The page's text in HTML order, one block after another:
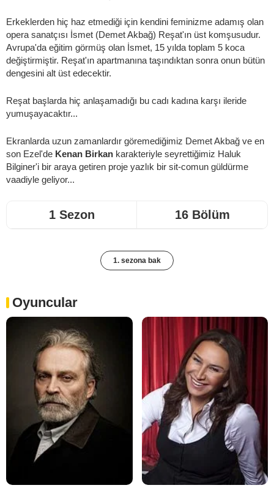
Erkeklerden hiç haz etmediği için kendini feminizme adamış olan
opera sanatçısı İsmet (Demet Akbağ) Reşat'ın üst komşusudur.
Avrupa'da eğitim görmüş olan İsmet, 15 yılda toplam 5 koca
değiştirmiştir. Reşat'ın apartmanına taşındıktan sonra onun bütün
dengesini alt üst edecektir.
Reşat başlarda hiç anlaşamadığı bu cadı kadına karşı ileride
yumuşayacaktır...
Ekranlarda uzun zamanlardır göremediğimiz Demet Akbağ ve en
son Ezel'de Kenan Birkan karakteriyle seyrettiğimiz Haluk
Bilginer'i bir araya getiren proje yazlık bir sit-comun güldürme
vaadiyle geliyor...
1 Sezon 16 Bölüm
1. sezona bak
Oyuncular